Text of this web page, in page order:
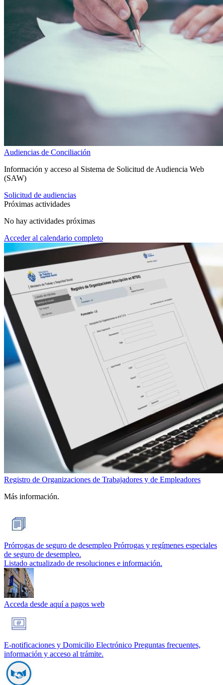
Audiencias de Conciliación
Información y acceso al Sistema de Solicitud de Audiencia Web
(SAW)
Solicitud de audiencias
Próximas actividades
No hay actividades próximas
Acceder al calendario completo
Registro de Organizaciones de Trabajadores y de Empleadores
Más información.
Prórrogas de seguro de desempleo Prórrogas y regímenes especiales
de seguro de desempleo.
Listado actualizado de resoluciones e información.
Acceda desde aquí a pagos web
E-notificaciones y Domicilio Electrónico Preguntas frecuentes,
información y acceso al trámite.